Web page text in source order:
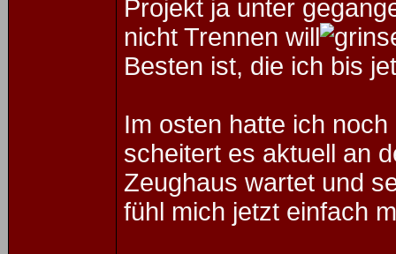
Projekt ja unter
nicht Trennen will
Besten ist, die ich bis
Im osten hatte ich
scheitert es aktuell an
Zeughaus wartet und
fühl mich jetzt einfach